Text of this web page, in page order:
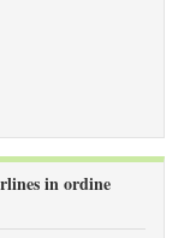
in ordine